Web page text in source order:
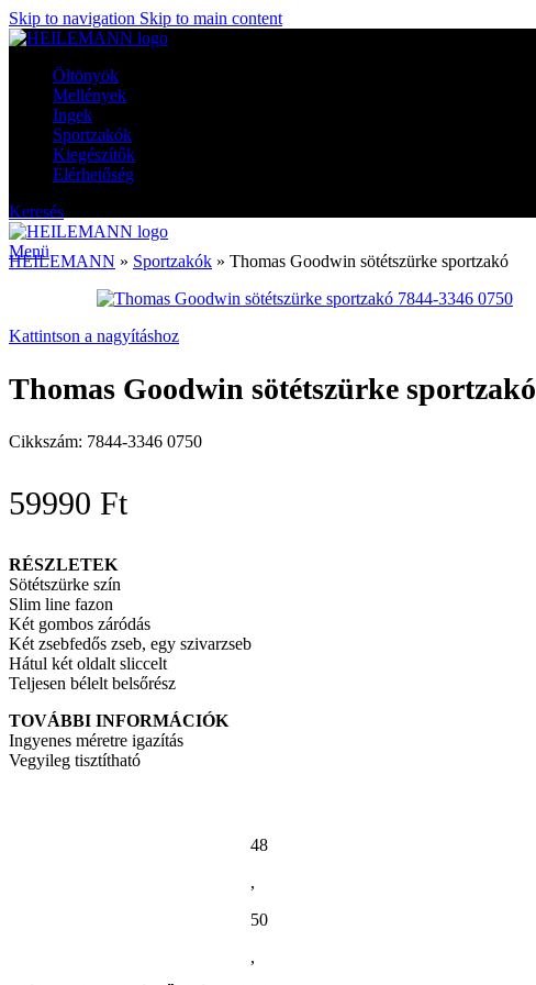
Skip to navigation Skip to main content
Öltönyök
Mellények
Ingek
Sportzakók
Kiegészítők
Elérhetőség
Keresés
Menü
HEILEMANN » Sportzakók » Thomas Goodwin sötétszürke sportzakó
Kattintson a nagyításhoz
Thomas Goodwin sötétszürke sportzakó
Cikkszám: 7844-3346 0750
59990 Ft
RÉSZLETEK
Sötétszürke szín
Slim line fazon
Két gombos záródás
Két zsebfedős zseb, egy szivarzseb
Hátul két oldalt sliccelt
Teljesen bélelt belsőrész
TOVÁBBI INFORMÁCIÓK
Ingyenes méretre igazítás
Vegyileg tisztítható
48
,
50
,